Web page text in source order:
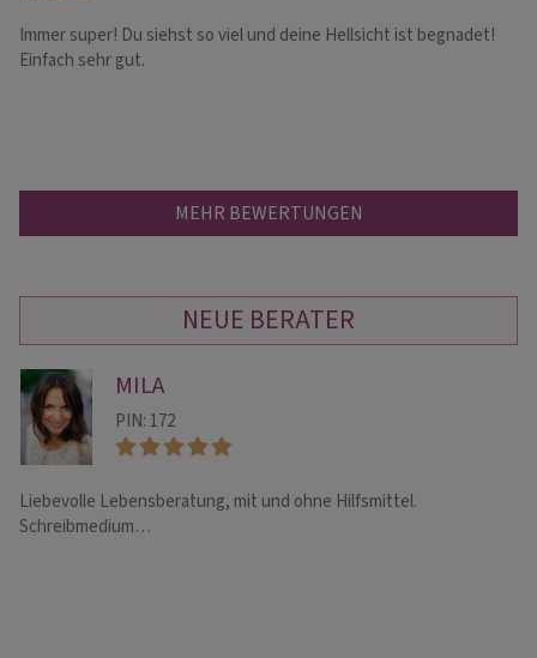
Immer super! Du siehst so viel und deine Hellsicht ist begnadet!
Einfach sehr gut.
MEHR BEWERTUNGEN
NEUE BERATER
MILA
PIN: 172
Liebevolle Lebensberatung, mit und ohne Hilfsmittel.
Schreibmedium…